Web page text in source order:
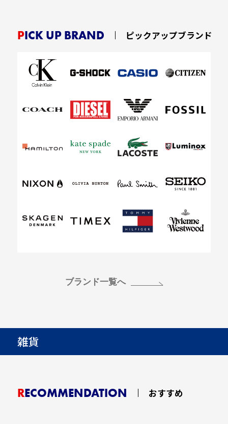
PICK UP BRAND ピックアップブランド
ブランド一覧へ
雑貨
RECOMMENDATION おすすめ